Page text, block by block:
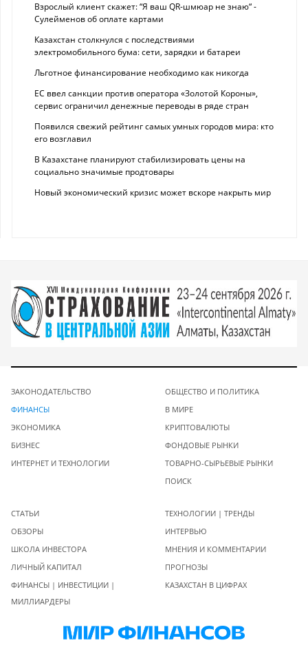
Взрослый клиент скажет: “Я ваш QR-шмюар не знаю“ -
Сулейменов об оплате картами
Казахстан столкнулся с последствиями
электромобильного бума: сети, зарядки и батареи
Льготное финансирование необходимо как никогда
ЕС ввел санкции против оператора «Золотой Короны»,
сервис ограничил денежные переводы в ряде стран
Появился свежий рейтинг самых умных городов мира: кто
его возглавил
В Казахстане планируют стабилизировать цены на
социально значимые продтовары
Новый экономический кризис может вскоре накрыть мир
ЗАКОНОДАТЕЛЬСТВО
ФИНАНСЫ
ЭКОНОМИКА
БИЗНЕС
ИНТЕРНЕТ И ТЕХНОЛОГИИ
ОБЩЕСТВО И ПОЛИТИКА
В МИРЕ
КРИПТОВАЛЮТЫ
ФОНДОВЫЕ РЫНКИ
ТОВАРНО-СЫРЬЕВЫЕ РЫНКИ
ПОИСК
СТАТЬИ
ОБЗОРЫ
ШКОЛА ИНВЕСТОРА
ЛИЧНЫЙ КАПИТАЛ
ФИНАНСЫ | ИНВЕСТИЦИИ |
МИЛЛИАРДЕРЫ
ТЕХНОЛОГИИ | ТРЕНДЫ
ИНТЕРВЬЮ
МНЕНИЯ И КОММЕНТАРИИ
ПРОГНОЗЫ
КАЗАХСТАН В ЦИФРАХ